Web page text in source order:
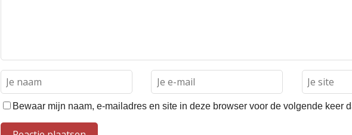
Bewaar mijn naam, e-mailadres en site in deze browser voor de volgende keer